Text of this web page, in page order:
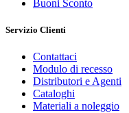
Buoni Sconto
Servizio Clienti
Contattaci
Modulo di recesso
Distributori e Agenti
Cataloghi
Materiali a noleggio